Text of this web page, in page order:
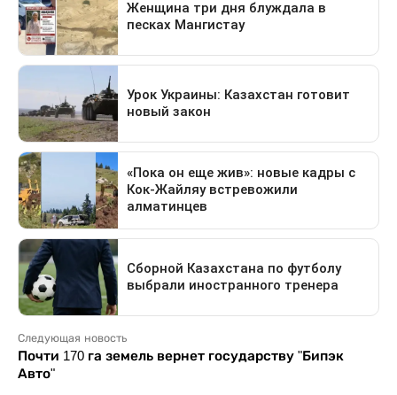
Следующая новость
Почти 170 га земель вернет государству "Бипэк
Авто"